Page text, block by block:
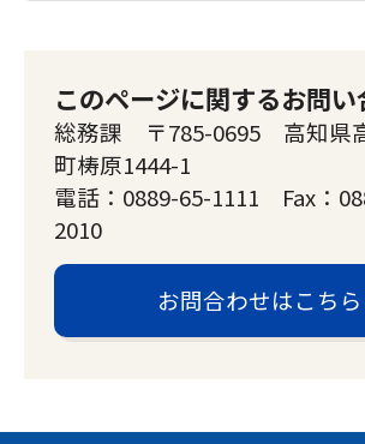
このページに関するお問い
総務課 〒785-0695 高知県
町梼原1444-1
電話：0889-65-1111 Fax：
2010
お問合わせはこちら